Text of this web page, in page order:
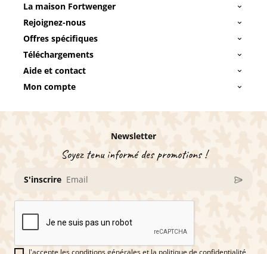
La maison Fortwenger
Rejoignez-nous
Offres spécifiques
Téléchargements
Aide et contact
Mon compte
Newsletter
Soyez tenu informé des promotions !
S'inscrire
J'accepte les conditions générales et la politique de confidentialité